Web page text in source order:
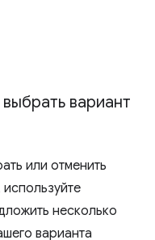
вариант
или отменить
несколько
варианта